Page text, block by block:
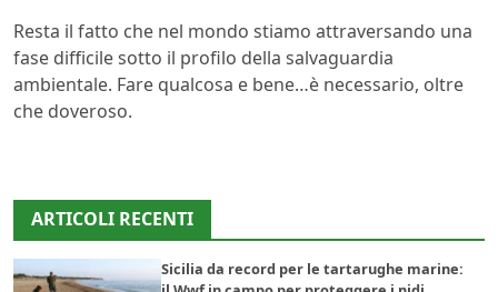
Resta il fatto che nel mondo stiamo attraversando una
fase difficile sotto il profilo della salvaguardia
ambientale. Fare qualcosa e bene…è necessario, oltre
che doveroso.
ARTICOLI RECENTI
Sicilia da record per le tartarughe marine: